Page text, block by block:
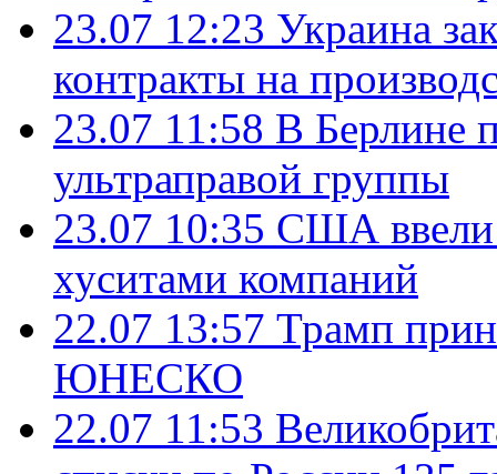
23.07 12:23 Украина
контракты на
23.07 11:58 В Берлине
ультраправой группы
23.07 10:35 США ввели
хуситами компаний
22.07 13:57 Трамп
ЮНЕСКО
22.07 11:53